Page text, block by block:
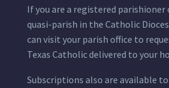
If you are a registered parishioner
quasi-parish in the Catholic
can visit your parish office to
Texas Catholic delivered to your
Subscriptions also are available